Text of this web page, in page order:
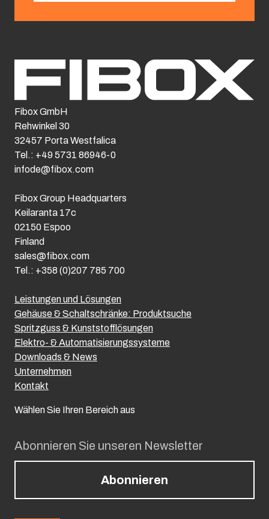
Abonnieren Sie unseren Newsletter
Abonnieren
Leistungen und Lösungen
Gehäuse & Schaltschränke: Produktsuche
Spritzguss & Kunststofflösungen
Elektro- & Automatisierungssysteme
Downloads & News
Unternehmen
Kontakt
Wählen Sie Ihren Bereich aus
Fibox GmbH
Rehwinkel 30
32457 Porta Westfalica
Tel.: +49 5731 86946-0
infode@fibox.com
Fibox Group Headquarters
Keilaranta 17c
02150 Espoo
Finland
sales@fibox.com
Tel.: +358 (0)207 785 700